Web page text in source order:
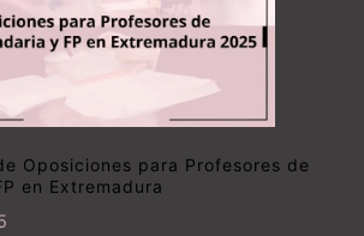
Oposiciones para Profesores de
en Extremadura